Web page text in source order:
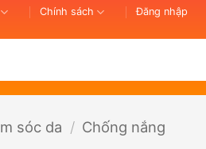
Chính sách Đăng nhập
sóc da / Chống nắng